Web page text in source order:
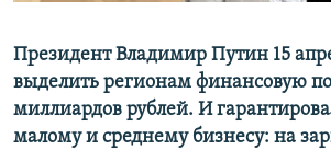
Все сайты РСЕ/РС
Президент Владимир Путин 15
выделить регионам финансовую
миллиардов рублей. И
малому и среднему бизнесу: на